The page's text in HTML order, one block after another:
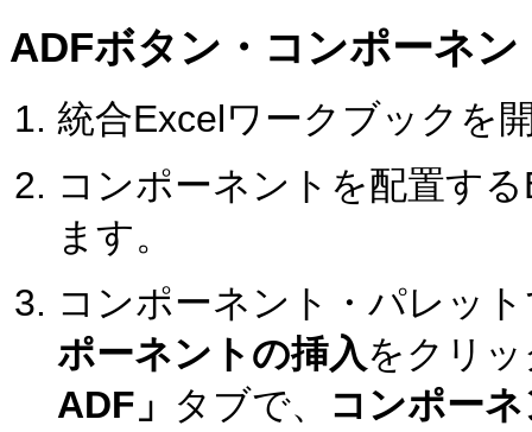
ADFボタン・コンポーネ
統合Excelワークブックを
コンポーネントを配置す
ます。
コンポーネント・パレッ
ポーネントの挿入をクリ
ADF」 タブで、
コンポー